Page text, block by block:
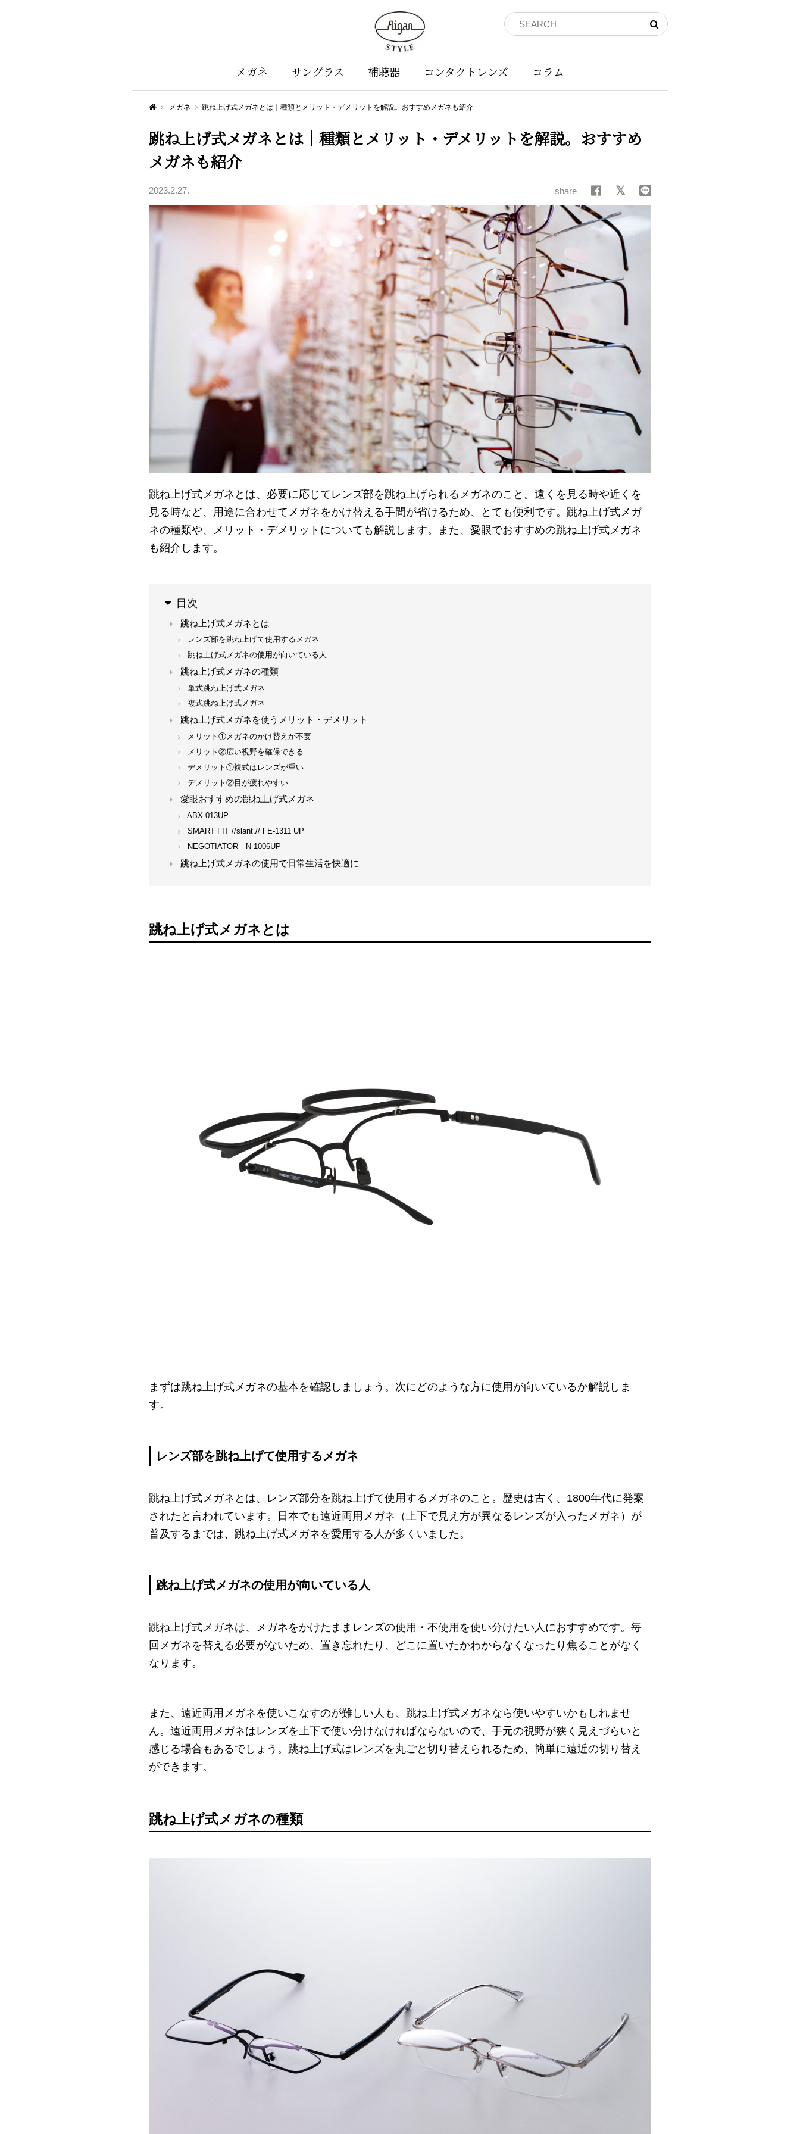
メガネ サングラス 補聴器 コンタクトレンズ コラム
Aigan STYLE（メガネ・めがね）
メガネ 跳ね上げ式メガネとは｜種類とメリット・デメリットを解説。おすすめメガネも紹介
跳ね上げ式メガネとは｜種類とメリット・デメリットを解説。おすすめ
メガネも紹介
2023.2.27. share
跳ね上げ式メガネとは、必要に応じてレンズ部を跳ね上げられるメガネのこと。遠くを見る時や近くを
見る時など、用途に合わせてメガネをかけ替える手間が省けるため、とても便利です。跳ね上げ式メガ
ネの種類や、メリット・デメリットについても解説します。また、愛眼でおすすめの跳ね上げ式メガネ
も紹介します。
目次
跳ね上げ式メガネとは
レンズ部を跳ね上げて使用するメガネ
跳ね上げ式メガネの使用が向いている人
跳ね上げ式メガネの種類
単式跳ね上げ式メガネ
複式跳ね上げ式メガネ
跳ね上げ式メガネを使うメリット・デメリット
メリット①メガネのかけ替えが不要
メリット②広い視野を確保できる
デメリット①複式はレンズが重い
デメリット②目が疲れやすい
愛眼おすすめの跳ね上げ式メガネ
ABX-013UP
SMART FIT //slant.// FE-1311 UP
NEGOTIATOR N-1006UP
跳ね上げ式メガネの使用で日常生活を快適に
跳ね上げ式メガネとは
まずは跳ね上げ式メガネの基本を確認しましょう。次にどのような方に使用が向いているか解説しま
す。
レンズ部を跳ね上げて使用するメガネ
跳ね上げ式メガネとは、レンズ部分を跳ね上げて使用するメガネのこと。歴史は古く、1800年代に発案
されたと言われています。日本でも遠近両用メガネ（上下で見え方が異なるレンズが入ったメガネ）が
普及するまでは、跳ね上げ式メガネを愛用する人が多くいました。
跳ね上げ式メガネの使用が向いている人
跳ね上げ式メガネは、メガネをかけたままレンズの使用・不使用を使い分けたい人におすすめです。毎
回メガネを替える必要がないため、置き忘れたり、どこに置いたかわからなくなったり焦ることがなく
なります。
また、遠近両用メガネを使いこなすのが難しい人も、跳ね上げ式メガネなら使いやすいかもしれませ
ん。遠近両用メガネはレンズを上下で使い分けなければならないので、手元の視野が狭く見えづらいと
感じる場合もあるでしょう。跳ね上げ式はレンズを丸ごと切り替えられるため、簡単に遠近の切り替え
ができます。
跳ね上げ式メガネの種類